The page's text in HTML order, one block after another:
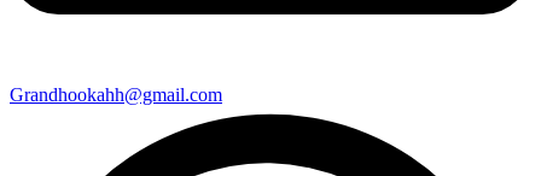
Grandhookahh@gmail.com